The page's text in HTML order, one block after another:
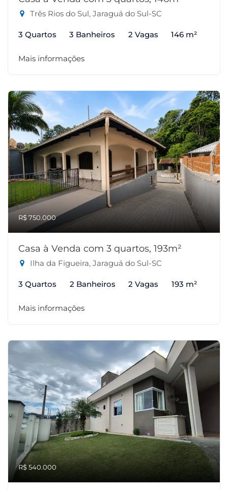
Três Rios do Sul, Jaraguá do Sul-SC
3 Quartos 3 Banheiros 2 Vagas 146 m²
Mais informações
R$ 750.000
Casa à Venda com 3 quartos, 193m²
Ilha da Figueira, Jaraguá do Sul-SC
3 Quartos 2 Banheiros 2 Vagas 193 m²
Mais informações
R$ 540.000